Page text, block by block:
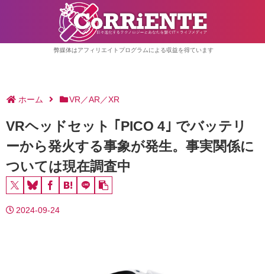
弊媒体はアフィリエイトプログラムによる収益を得ています
ホーム VR／AR／XR
VRヘッドセット ｢PICO 4｣ でバッテリ
ーから発火する事象が発生。事実関係に
ついては現在調査中
2024-09-24